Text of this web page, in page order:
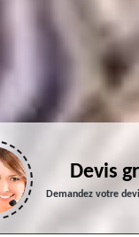
Devis
Demandez votre